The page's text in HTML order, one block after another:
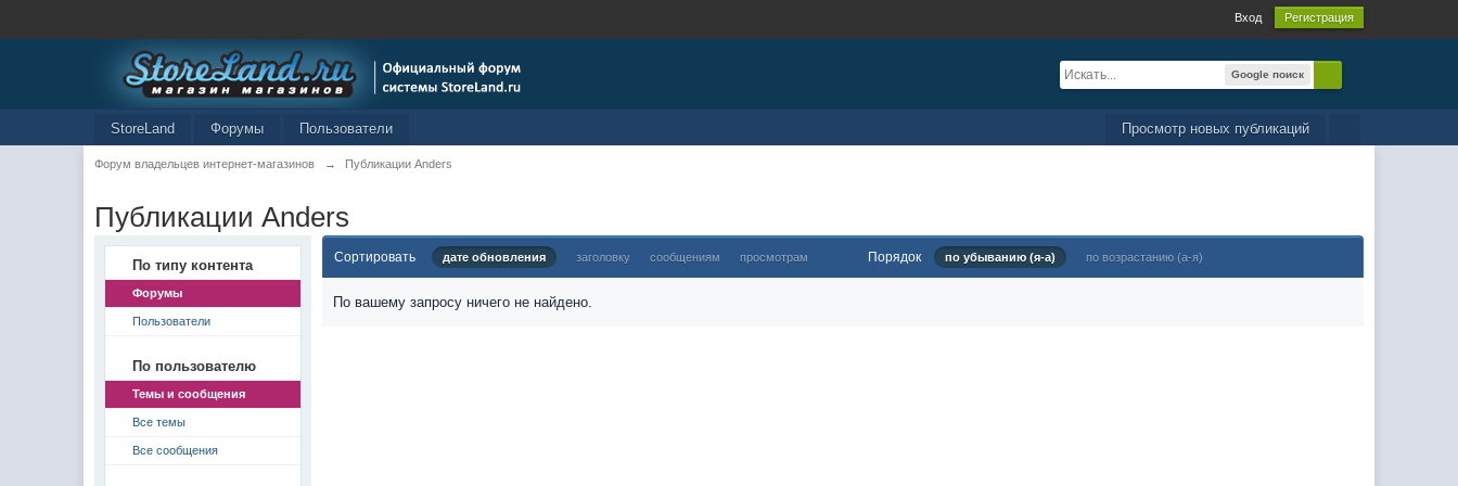
Вход Регистрация
Google поиск
Просмотр новых публикаций
StoreLand Форумы Пользователи
Форум владельцев интернет-магазинов → Публикации Anders
Публикации Anders
По типу контента
Форумы
Пользователи
По пользователю
Темы и сообщения
Все темы
Все сообщения
Сортировать дате обновления заголовку сообщениям просмотрам Порядок по убыванию (я-а) по возрастанию (а-я)
По вашему запросу ничего не найдено.